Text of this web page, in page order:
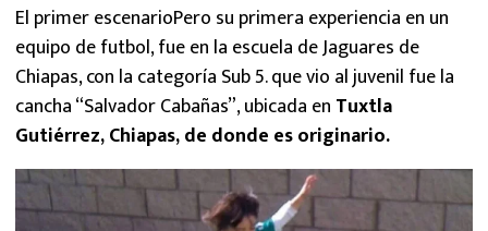
El primer escenarioPero su primera experiencia en un
equipo de futbol, fue en la escuela de Jaguares de
Chiapas, con la categoría Sub 5. que vio al juvenil fue la
cancha “Salvador Cabañas”, ubicada en Tuxtla
Gutiérrez, Chiapas, de donde es originario.